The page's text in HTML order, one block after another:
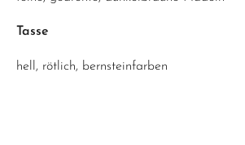
Tasse
hell, rötlich, bernsteinfarben